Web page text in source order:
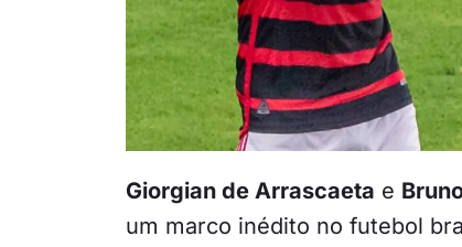
Giorgian de Arrascaeta e
um marco inédito no futebol